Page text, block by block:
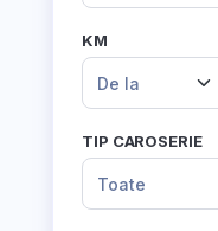
KM
De la
TIP CAROSERIE
Toate